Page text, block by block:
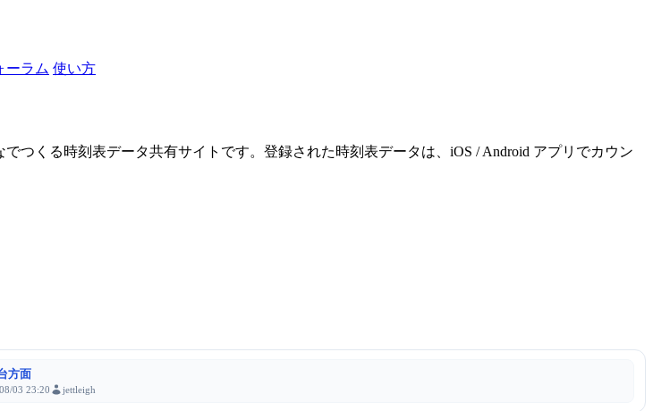
ーラム 使い方
つくる時刻表データ共有サイトです。登録された時刻表データは、iOS / Android アプリでカウン
方面
03 23:20 jettleigh